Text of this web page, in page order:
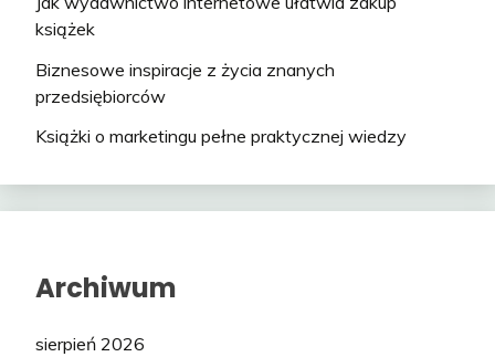
książek
Biznesowe inspiracje z życia znanych
przedsiębiorców
Książki o marketingu pełne praktycznej wiedzy
Archiwum
sierpień 2026